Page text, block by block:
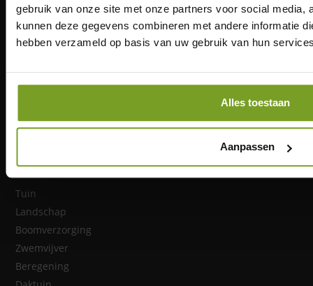
gebruik van onze site met onze partners voor social media,
kunnen deze gegevens combineren met andere informatie
hebben verzameld op basis van uw gebruik van hun
Alles toestaan
Aanpassen
hebben al vele mooie projecten mogen realiseren.
Diensten
Tuin
Landschap
Boomverzorging
Zwemvijver
Beregening